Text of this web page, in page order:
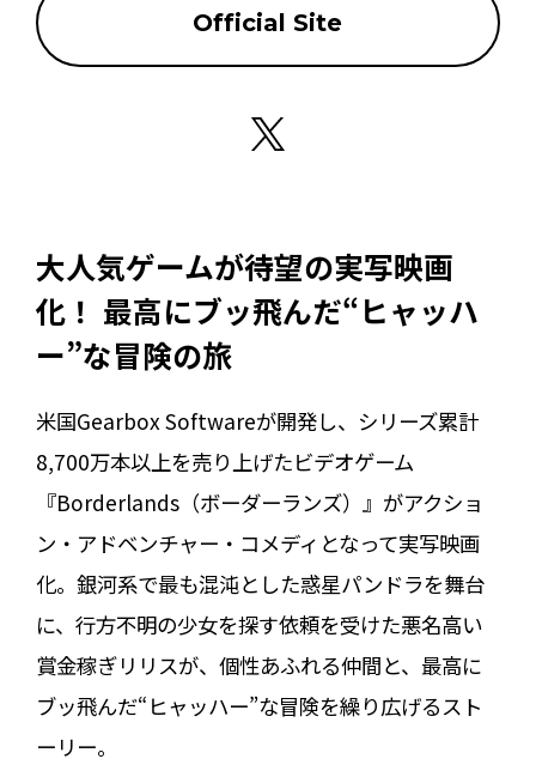
Official Site
大人気ゲームが待望の実写映画
化！ 最高にブッ飛んだ“ヒャッハ
ー”な冒険の旅
米国Gearbox Softwareが開発し、シリーズ累計
8,700万本以上を売り上げたビデオゲーム
『Borderlands（ボーダーランズ）』がアクショ
ン・アドベンチャー・コメディとなって実写映画
化。銀河系で最も混沌とした惑星パンドラを舞台
に、行方不明の少女を探す依頼を受けた悪名高い
賞金稼ぎリリスが、個性あふれる仲間と、最高に
ブッ飛んだ“ヒャッハー”な冒険を繰り広げるスト
ーリー。